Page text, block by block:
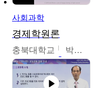
사회과학
경제학원론
충북대학교 박철호